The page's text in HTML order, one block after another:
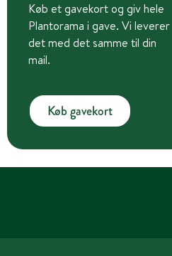
Køb et gavekort og giv hele
Plantorama i gave. Vi leverer
det med det samme til din
mail.
Køb gavekort